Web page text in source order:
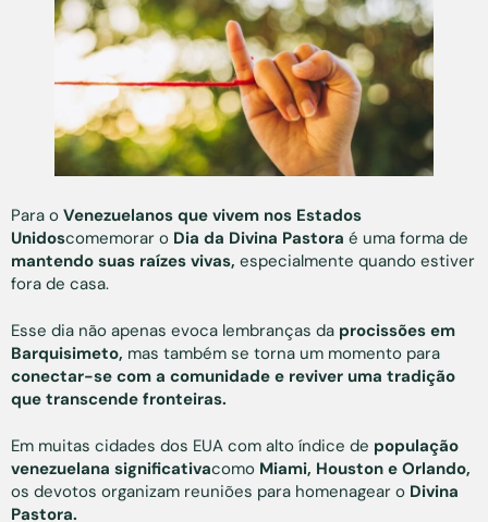
Para o Venezuelanos que vivem nos Estados
Unidoscomemorar o Dia da Divina Pastora é uma forma de
mantendo suas raízes vivas, especialmente quando estiver
fora de casa.
Esse dia não apenas evoca lembranças da procissões em
Barquisimeto, mas também se torna um momento para
conectar-se com a comunidade e reviver uma tradição
que transcende fronteiras.
Em muitas cidades dos EUA com alto índice de população
venezuelana significativacomo Miami, Houston e Orlando,
os devotos organizam reuniões para homenagear o Divina
Pastora.